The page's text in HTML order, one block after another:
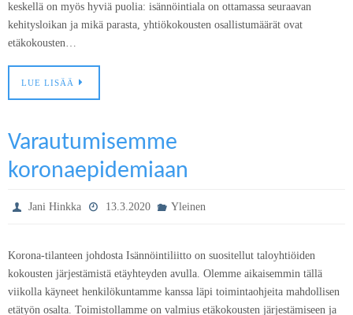
keskellä on myös hyviä puolia: isännöintiala on ottamassa seuraavan
kehitysloikan ja mikä parasta, yhtiökokousten osallistumäärät ovat
etäkokousten…
LUE LISÄÄ
Varautumisemme
koronaepidemiaan
Jani Hinkka 13.3.2020 Yleinen
Korona-tilanteen johdosta Isännöintiliitto on suositellut taloyhtiöiden
kokousten järjestämistä etäyhteyden avulla. Olemme aikaisemmin tällä
viikolla käyneet henkilökuntamme kanssa läpi toimintaohjeita mahdollisen
etätyön osalta. Toimistollamme on valmius etäkokousten järjestämiseen ja